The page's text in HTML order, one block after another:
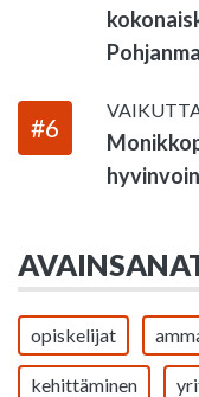
#6
opiskelijat
kehittäminen